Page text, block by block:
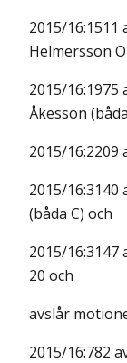
2015/16:1511
Helmersson
2015/16:1975
Åkesson
2015/16:2209
2015/16:3140
(båda C) och
2015/16:3147
20 och
avslår
2015/16:782